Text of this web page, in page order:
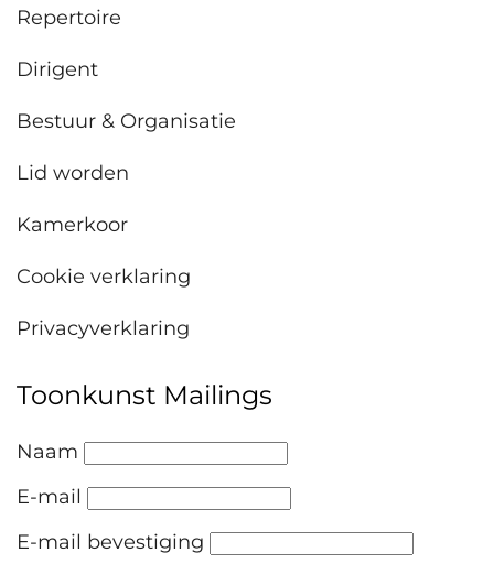
Repertoire
Dirigent
Bestuur & Organisatie
Lid worden
Kamerkoor
Cookie verklaring
Privacyverklaring
Toonkunst Mailings
Naam
E-mail
E-mail bevestiging